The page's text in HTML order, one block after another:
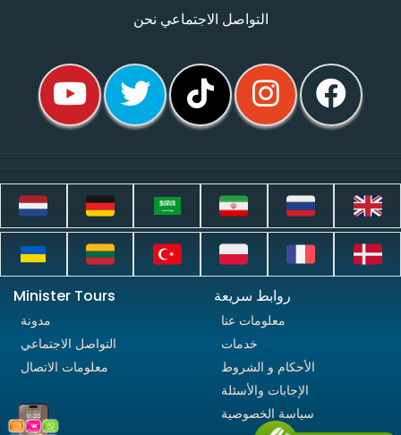
التواصل الاجتماعي نحن
روابط سريعة
معلومات عنا
خدمات
الأحكام و الشروط
الإجابات والأسئلة
سياسة الخصوصية
Minister Tours
مدونة
التواصل الاجتماعي
معلومات الاتصال